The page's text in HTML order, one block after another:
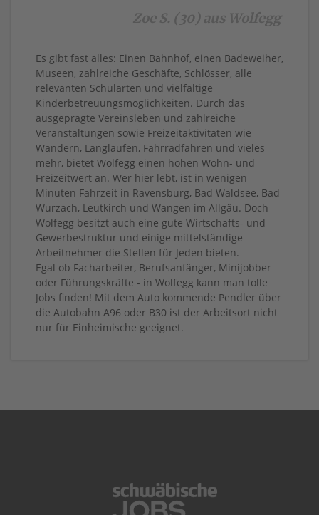
Zoe S. (30) aus Wolfegg
Es gibt fast alles: Einen Bahnhof, einen Badeweiher,
Museen, zahlreiche Geschäfte, Schlösser, alle
relevanten Schularten und vielfältige
Kinderbetreuungsmöglichkeiten. Durch das
ausgeprägte Vereinsleben und zahlreiche
Veranstaltungen sowie Freizeitaktivitäten wie
Wandern, Langlaufen, Fahrradfahren und vieles
mehr, bietet Wolfegg einen hohen Wohn- und
Freizeitwert an. Wer hier lebt, ist in wenigen
Minuten Fahrzeit in Ravensburg, Bad Waldsee, Bad
Wurzach, Leutkirch und Wangen im Allgäu. Doch
Wolfegg besitzt auch eine gute Wirtschafts- und
Gewerbestruktur und einige mittelständige
Arbeitnehmer die Stellen für Jeden bieten.
Egal ob Facharbeiter, Berufsanfänger, Minijobber
oder Führungskräfte - in Wolfegg kann man tolle
Jobs finden! Mit dem Auto kommende Pendler über
die Autobahn A96 oder B30 ist der Arbeitsort nicht
nur für Einheimische geeignet.